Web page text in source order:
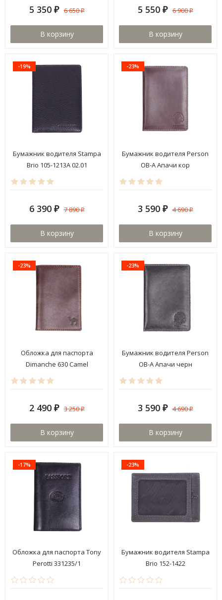
5 350 ₽ 6 650₽
В корзину
5 550 ₽ 6 900₽
В корзину
-19%
Бумажник водителя Stampa
Brio 105-1213A 02.01
6 390 ₽ 7 890₽
В корзину
-23%
Бумажник водителя Person
ОВ-А Апачи кор
3 590 ₽ 4 690₽
В корзину
-23%
Обложка для паспорта
Dimanche 630 Camel
2 490 ₽ 3 250₽
В корзину
-23%
Бумажник водителя Person
ОВ-А Апачи черн
3 590 ₽ 4 690₽
В корзину
-17%
Обложка для паспорта Tony
Perotti 331235/1
-23%
Бумажник водителя Stampa
Brio 152-1422